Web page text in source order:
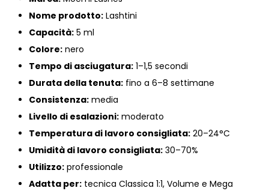
Nome prodotto: Lashtini
Capacità: 5 ml
Colore: nero
Tempo di asciugatura: 1–1,5 secondi
Durata della tenuta: fino a 6–8 settimane
Consistenza: media
Livello di esalazioni: moderato
Temperatura di lavoro consigliata: 20–24°C
Umidità di lavoro consigliata: 30–70%
Utilizzo: professionale
Adatta per: tecnica Classica 1:1, Volume e Mega